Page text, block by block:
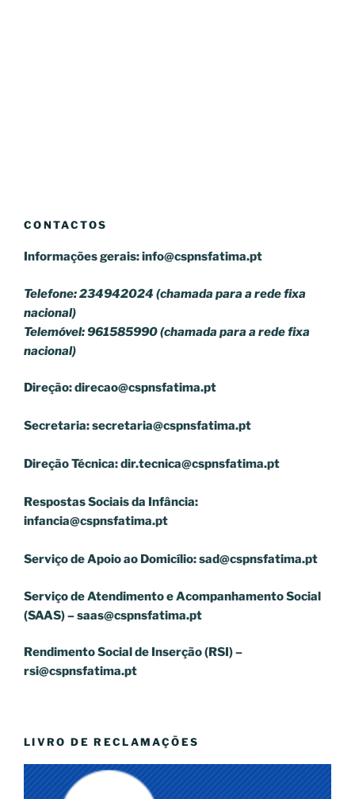
CONTACTOS
Informações gerais:info@cspnsfatima.pt
Telefone: 234942024 (chamada para a rede fixa
nacional)
Telemóvel: 961585990 (chamada para a rede fixa
nacional)
Direção:direcao@cspnsfatima.pt
Secretaria:secretaria@cspnsfatima.pt
Direção Técnica:dir.tecnica@cspnsfatima.pt
Respostas Sociais da Infância:
infancia@cspnsfatima.pt
Serviço de Apoio ao Domicílio:sad@cspnsfatima.pt
Serviço de Atendimento e Acompanhamento Social
(SAAS) –saas@cspnsfatima.pt
Rendimento Social de Inserção (RSI) –
rsi@cspnsfatima.pt
LIVRO DE RECLAMAÇÕES